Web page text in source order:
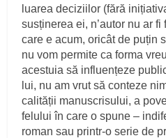
luarea deciziilor (fără
susținerea ei, n’autor nu ar
care e acum, oricât de puțin
nu vom permite ca forma
acestuia să influențeze
lui, nu am vrut să conteze
calității manuscrisului, a
felului în care o spune –
roman sau printr-o serie de